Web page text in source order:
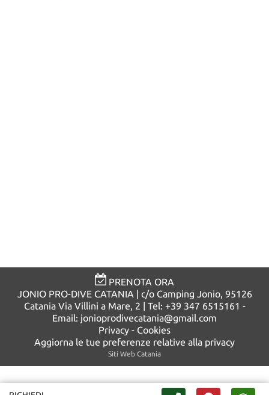
PRENOTA ORA
JONIO PRO-DIVE CATANIA | c/o Camping Jonio, 95126
Catania Via Villini a Mare, 2 | Tel: +39 347 6515161 -
Email: jonioprodivecatania@gmail.com
Privacy - Cookies
Aggiorna le tue preferenze relative alla privacy
Siti Web Catania